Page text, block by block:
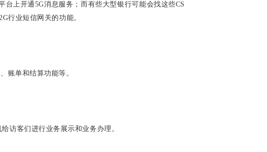
上开通5G消息服务；而有些大型银行可能会找这些CS
行业短信网关的功能。
账单和结算功能等。
访客们进行业务展示和业务办理。